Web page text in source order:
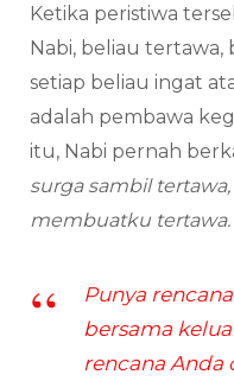
Ketika peristiwa
Nabi, beliau
setiap beliau ingat
adalah pembawa
itu, Nabi pernah
surga sambil
membuatku
Punya
bersama
rencana